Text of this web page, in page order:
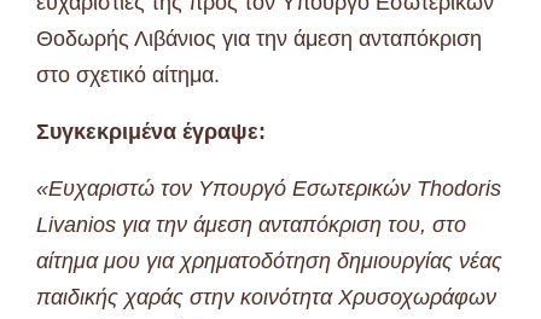
Θοδωρής Λιβάνιος για την άμεση ανταπόκριση
στο σχετικό αίτημα.
Συγκεκριμένα έγραψε:
«Ευχαριστώ τον Υπουργό Εσωτερικών Thodoris
Livanios για την άμεση ανταπόκριση του, στο
αίτημα μου για χρηματοδότηση δημιουργίας νέας
παιδικής χαράς στην κοινότητα Χρυσοχωράφων